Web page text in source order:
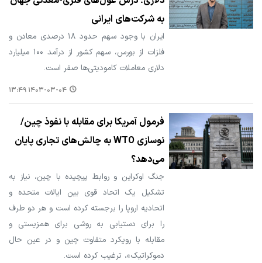
به شرکت‌های ایرانی
ایران با وجود سهم حدود ۱۸ درصدی معادن و
فلزات از بورس، سهم کشور از درآمد ۱۰۰ میلیارد
دلاری معاملات کامودیتی‌ها صفر است.
۱۴۰۳-۰۳-۰۴ ۱۳:۴۹
فرمول آمریکا برای مقابله با نفوذ چین/
نوسازی WTO به چالش‌های تجاری پایان
می‌دهد؟
جنگ اوکراین و روابط پیچیده با چین، نیاز به
تشکیل یک اتحاد قوی بین ایالات متحده و
اتحادیه اروپا را برجسته کرده است و هر دو طرف
را برای دستیابی به روشی برای همزیستی و
مقابله با رویکرد متفاوت چین و در عین حال
دموکراتیک»، ترغیب کرده است.